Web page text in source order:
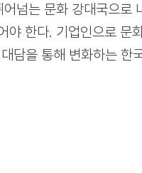
넘는 문화 강대국으
한다. 기업인으로
담을 통해 변화하는 한